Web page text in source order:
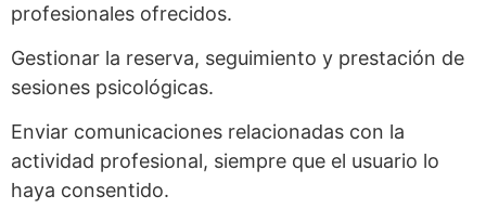
profesionales ofrecidos.
Gestionar la reserva, seguimiento y prestación de
sesiones psicológicas.
Enviar comunicaciones relacionadas con la
actividad profesional, siempre que el usuario lo
haya consentido.